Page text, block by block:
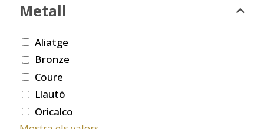
Metall
Aliatge
Bronze
Coure
Llautó
Oricalco